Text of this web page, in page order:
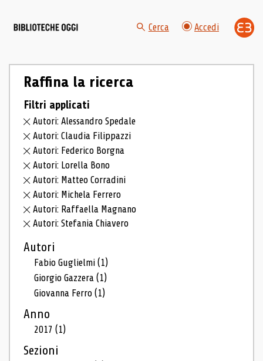
Cerca Accedi
Raffina la ricerca
Filtri applicati
Autori: Alessandro Spedale
Autori: Claudia Filippazzi
Autori: Federico Borgna
Autori: Lorella Bono
Autori: Matteo Corradini
Autori: Michela Ferrero
Autori: Raffaella Magnano
Autori: Stefania Chiavero
Autori
Fabio Guglielmi(1)
Giorgio Gazzera(1)
Giovanna Ferro(1)
Anno
2017(1)
Sezioni